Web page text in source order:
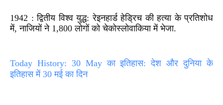
1942 : द्वितीय विश्व युद्ध: रेइनहार्ड हेड्रिच की हत्या के प्रतिशोध
में, नाजियों ने 1,800 लोगों को चेकोस्लोवाकिया में भेजा.
Today History: 30 May का इतिहास: देश और दुनिया के
इतिहास में 30 मई का दिन